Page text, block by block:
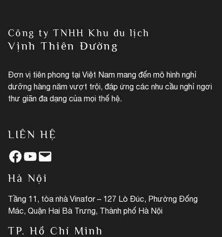
Công ty TNHH Khu du lịch
Vịnh Thiên Đường
Đơn vị tiên phong tại Việt Nam mang đến mô hình nghỉ
dưỡng hàng năm vượt trội, đáp ứng các nhu cầu nghỉ ngơi
thư giãn đa dạng của mọi thế hệ.
LIÊN HỆ
Facebook YouTube Mail
Hà Nội
Tầng 11, tòa nhà Vinafor – 127 Lò Đúc, Phường Đống
Mác, Quận Hai Bà Trưng, Thành phố Hà Nội
TP. Hồ Chí Minh